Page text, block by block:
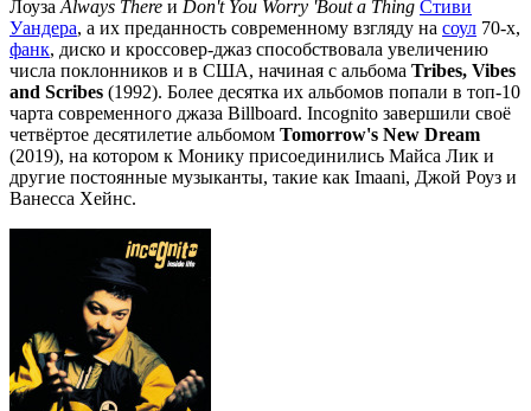
Лоуза Always There и Don't You Worry 'Bout a Thing Стиви
Уандера, а их преданность современному взгляду на соул 70-х,
фанк, диско и кроссовер-джаз способствовала увеличению
числа поклонников и в США, начиная с альбома Tribes, Vibes
and Scribes (1992). Более десятка их альбомов попали в топ-10
чарта современного джаза Billboard. Incognito завершили своё
четвёртое десятилетие альбомом Tomorrow's New Dream
(2019), на котором к Монику присоединились Майса Лик и
другие постоянные музыканты, такие как Imaani, Джой Роуз и
Ванесса Хейнс.